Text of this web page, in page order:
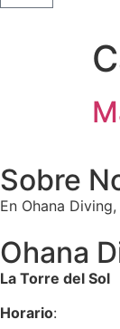
Sobre
En Ohana
Ohana
La Torre del Sol
Horario: